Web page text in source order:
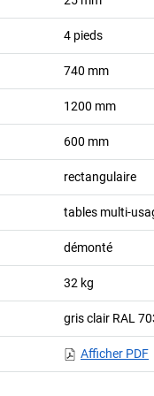
4 pieds
740 mm
1200 mm
600 mm
rectangulaire
tables multi-
démonté
32 kg
gris clair RAL
Afficher PDF